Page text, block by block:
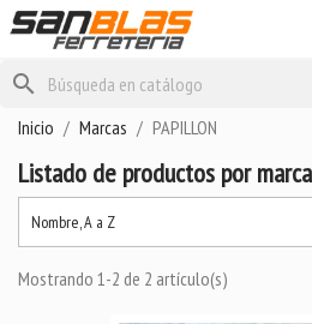
search
Inicio Marcas PAPILLON
Listado de productos por marca
Nombre, A a Z
Mostrando 1-2 de 2 artículo(s)